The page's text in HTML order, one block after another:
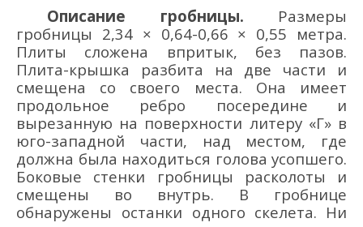
Описание гробницы. Размеры
гробницы 2,34 × 0,64-0,66 × 0,55 метра.
Плиты сложена впритык, без пазов.
Плита-крышка разбита на две части и
смещена со своего места. Она имеет
продольное ребро посередине
и
вырезанную на поверхности литеру «Г» в
юго-западной части, над местом, где
должна была находиться голова усопшего.
Боковые стенки гробницы расколоты и
смещены во внутрь. В гробнице
обнаружены останки одного скелета. Ни